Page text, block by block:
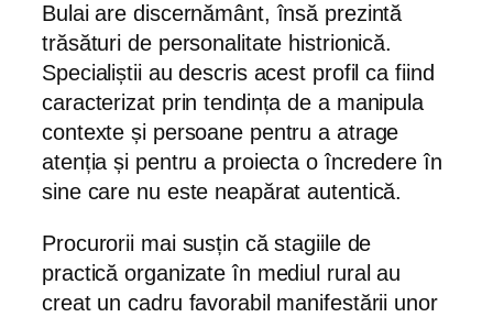
Bulai are discernământ, însă prezintă
trăsături de personalitate histrionică.
Specialiștii au descris acest profil ca fiind
caracterizat prin tendința de a manipula
contexte și persoane pentru a atrage
atenția și pentru a proiecta o încredere în
sine care nu este neapărat autentică.
Procurorii mai susțin că stagiile de
practică organizate în mediul rural au
creat un cadru favorabil manifestării unor